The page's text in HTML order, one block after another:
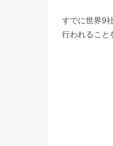
すでに世界9
行われること